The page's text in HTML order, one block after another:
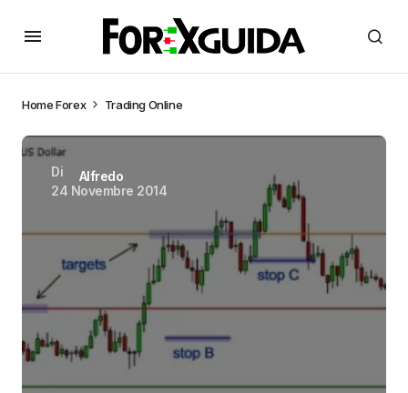
HomeForex Trading Online
Di
Alfredo
24 Novembre 2014